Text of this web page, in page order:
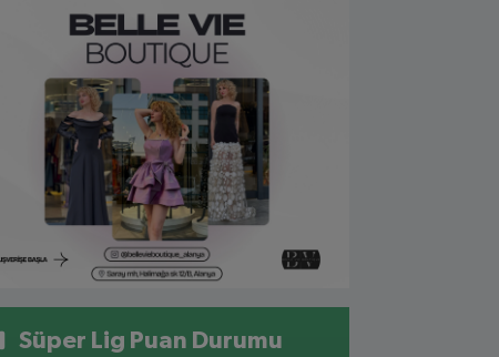
Süper Lig Puan Durumu